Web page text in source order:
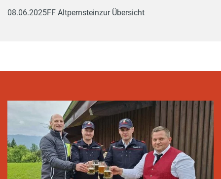
08.06.2025FF Altpernsteinzur Übersicht